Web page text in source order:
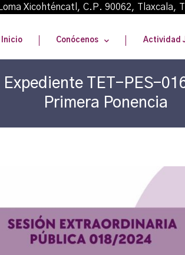
Loma Xicohténcatl, C.P. 90062,
Inicio Conócenos Actividad
TET-PES-
Primera Ponencia